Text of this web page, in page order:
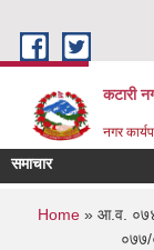
कटारी
नगर
समाचार
You are
Home» आ.व.
०७७/